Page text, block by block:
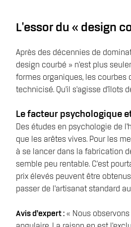
L'essor du « design
Après des décennies de
design courbé » n'est plus
formes organiques, les
technicisé. Qu'il s'agisse d'îlots
Le facteur psychologique
Des études en psychologie de
que les arêtes vives. Pour les
à se lancer dans la fabrication
semble peu rentable. C'est
prix élevés peuvent être
passer de l’artisanat standard
Avis d’expert : « Nous